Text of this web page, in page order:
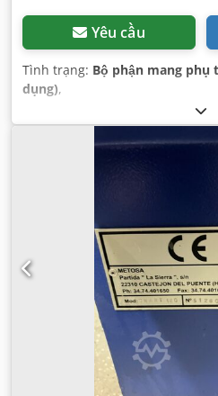
Yêu cầu
Tình trạng: Bộ phận mang phụ
dụng),